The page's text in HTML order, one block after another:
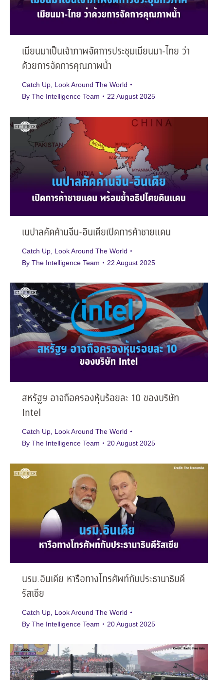
เมียนมาเป็นเจ้าภาพจัดการประชุมเมียนมา-ไทย ว่า
ด้วยการจัดการคุณภาพน้ำ
Catch Up Look Around The World
By The Intelligence Team 22 August 2025
เนปาลคัดค้านจีน-อินเดียเปิดการค้าชายแดน
Catch Up Look Around The World
By The Intelligence Team 22 August 2025
สหรัฐฯ อาจถือครองหุ้นร้อยละ 10 ของบริษัท
Intel
Catch Up Look Around The World
By The Intelligence Team 20 August 2025
นรม.อินเดีย หารือทางโทรศัพท์กับประธานาธิบดี
รัสเซีย
Catch Up Look Around The World
By The Intelligence Team 20 August 2025